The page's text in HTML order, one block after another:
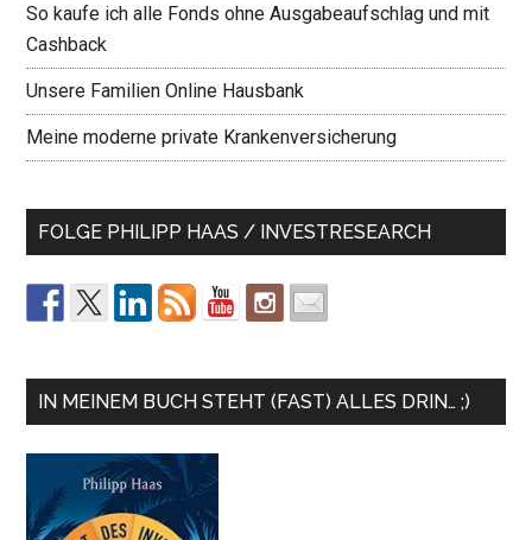
So kaufe ich alle Fonds ohne Ausgabeaufschlag und mit
Cashback
Unsere Familien Online Hausbank
Meine moderne private Krankenversicherung
FOLGE PHILIPP HAAS / INVESTRESEARCH
IN MEINEM BUCH STEHT (FAST) ALLES DRIN… ;)